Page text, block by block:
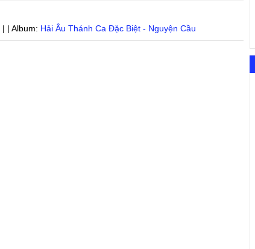
| | Album: Hải Âu Thánh Ca Đặc Biệt - Nguyện Cầu